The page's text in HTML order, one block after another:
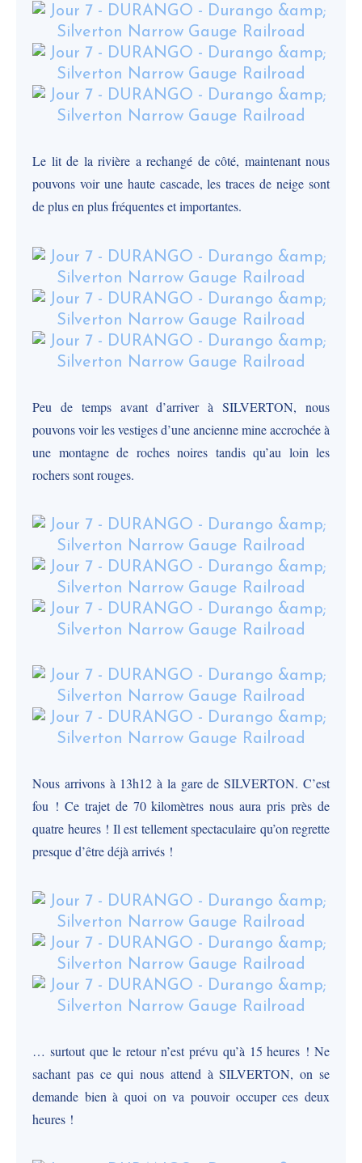
Le lit de la rivière a rechangé de côté, maintenant nous
pouvons voir une haute cascade, les traces de neige sont
de plus en plus fréquentes et importantes.
Peu de temps avant d’arriver à SILVERTON, nous
pouvons voir les vestiges d’une ancienne mine accrochée à
une montagne de roches noires tandis qu’au loin les
rochers sont rouges.
Nous arrivons à 13h12 à la gare de SILVERTON. C’est
fou ! Ce trajet de 70 kilomètres nous aura pris près de
quatre heures ! Il est tellement spectaculaire qu’on regrette
presque d’être déjà arrivés !
… surtout que le retour n’est prévu qu’à 15 heures ! Ne
sachant pas ce qui nous attend à SILVERTON, on se
demande bien à quoi on va pouvoir occuper ces deux
heures !